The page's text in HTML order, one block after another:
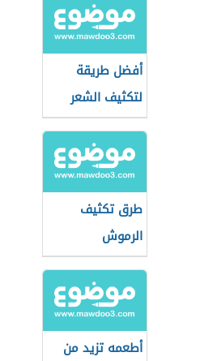
أفضل طريقة
لتكثيف الشعر
طرق تكثيف
الرموش
أطعمه تزيد من